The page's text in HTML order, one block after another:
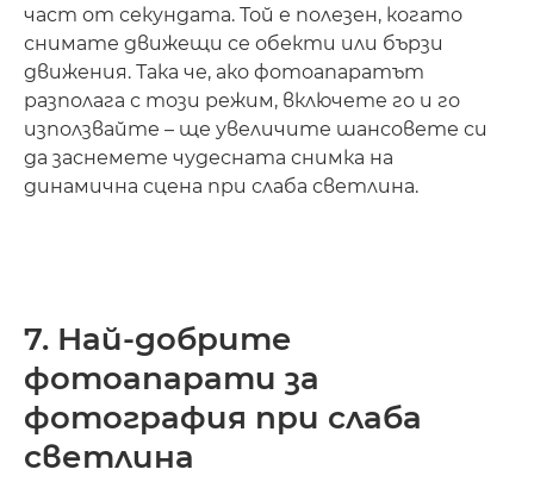
част от секундата. Той е полезен, когато
снимате движещи се обекти или бързи
движения. Така че, ако фотоапаратът
разполага с този режим, включете го и го
използвайте – ще увеличите шансовете си
да заснемете чудесната снимка на
динамична сцена при слаба светлина.
7. Най-добрите
фотоапарати за
фотография при слаба
светлина